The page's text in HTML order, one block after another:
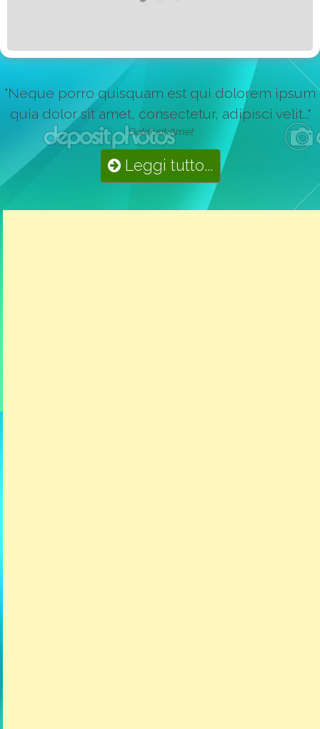
"Neque porro quisquam est qui dolorem ipsum
quia dolor sit amet, consectetur, adipisci velit..."
Dolor sit Amet
Leggi tutto...